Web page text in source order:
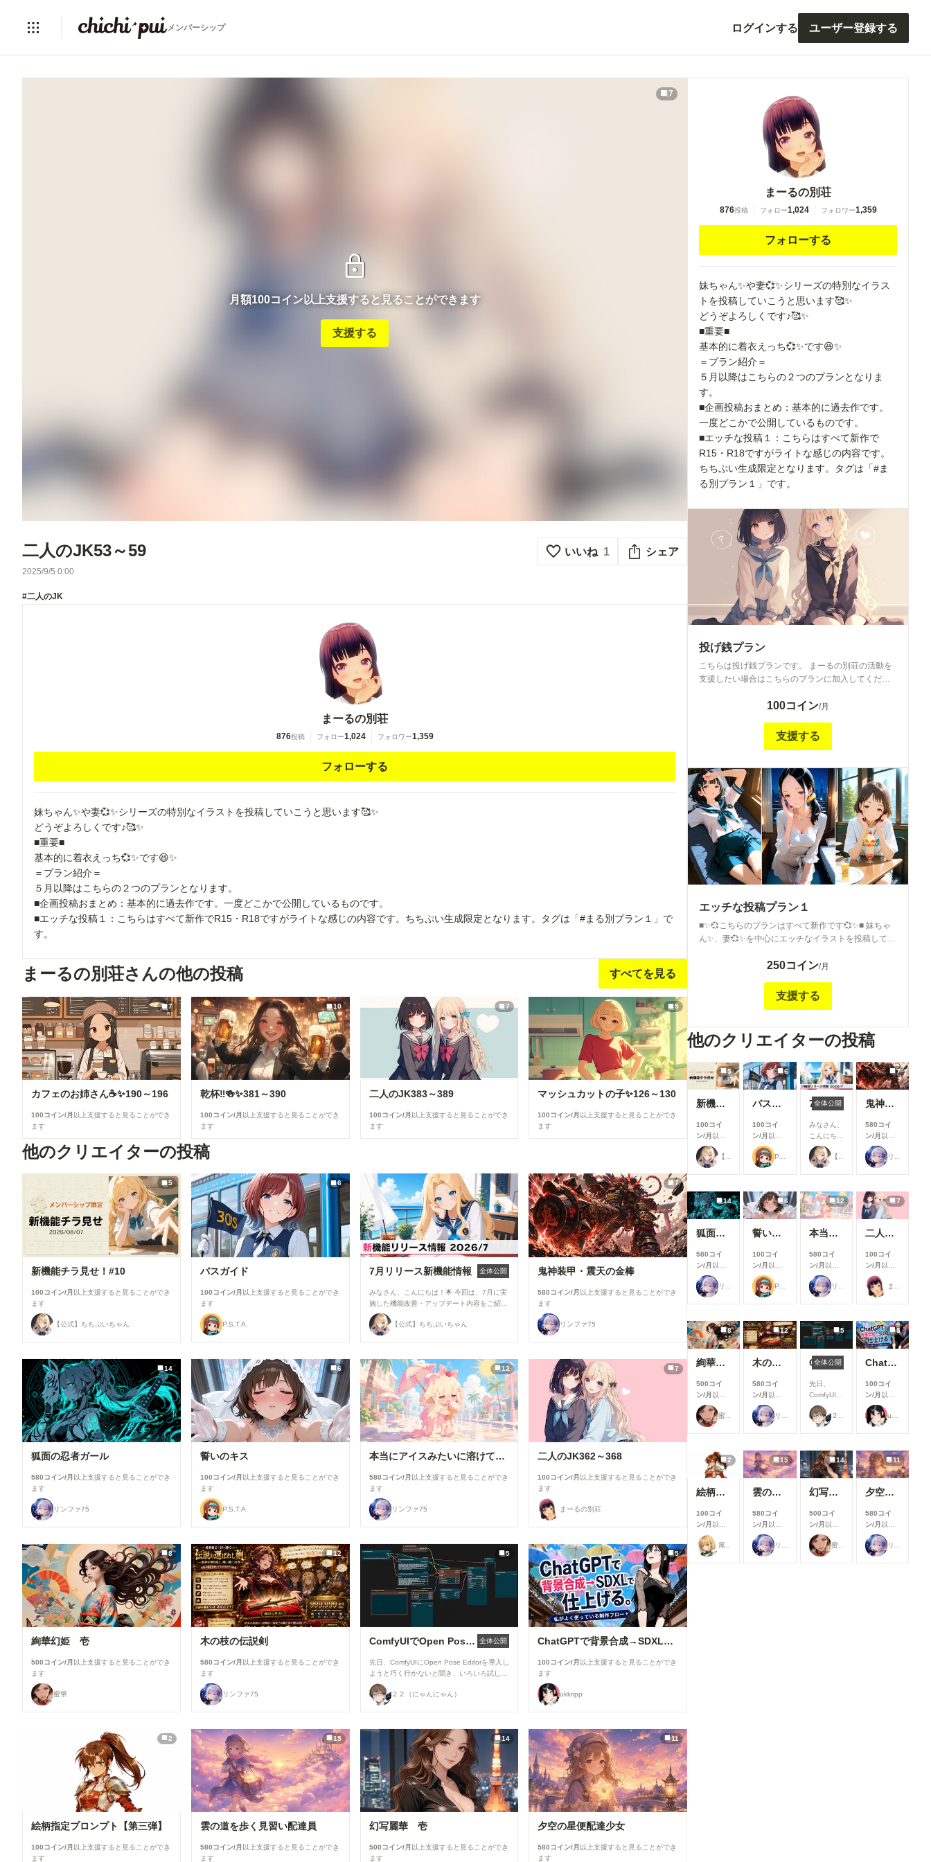
メンバーシップ ログインする ユーザー登録する
lock
月額100コイン以上支援すると見ることができます
支援する
7
二人のJK53～59
2025/9/5 0:00
#二人のJK
いいね 1 シェア
まーるの別荘
876投稿 フォロー1,024 フォロワー1,359
フォローする
妹ちゃん✨や妻💞✨シリーズの特別なイラストを投稿していこうと思います🥰✨
どうぞよろしくです♪🥰✨
■重要■
基本的に着衣えっち💞✨です😆✨
＝プラン紹介＝
５月以降はこちらの２つのプランとなります。
■企画投稿おまとめ：基本的に過去作です。一度どこかで公開しているものです。
■エッチな投稿１：こちらはすべて新作でR15・R18ですがライトな感じの内容です。ちちぷい生成限定となります。タグは「#まる別プラン１」で
す。
まーるの別荘さんの他の投稿 すべてを見る
7
カフェのお姉さん☕✨190～196
100コイン/月 以上支援すると見ることができ
ます
10
乾杯‼️🍻✨381～390
100コイン/月 以上支援すると見ることができ
ます
7
二人のJK383～389
100コイン/月 以上支援すると見ることができ
ます
5
マッシュカットの子✨126～130
100コイン/月 以上支援すると見ることができ
ます
他のクリエイターの投稿
5
新機能チラ見せ！#10
100コイン/月 以上支援すると見ることができ
ます
【公式】ちちぷいちゃん
6
バスガイド
100コイン/月 以上支援すると見ることができ
ます
P.S.T.A.
7月リリース新機能情報 全体公開
みなさん、こんにちは！🌟 今回は、7月に実
施した機能改善・アップデート内容をご紹介
します！ 今月は新機能の追加よりも、みな
さんにより快適にご利用いただけるよう、使
い勝手や見やすさを中心とした改善を行いま
選択UIを改善 生成時のモデル選択画面を見
直し、よりモデルを選びやすいUIに改善しま
した。 利用したいモデルを探しやすくな
り、これまで以上にスムーズに生成を始めら
れます！ ②「解像度を上げる」の表示を最
適化 「解像度を上げる」設定を、対応して
いるモデルを選択した場合のみ表示するよう
に変更しました。 必要な設定だけが表示さ
くなっています。 ▼投稿機能関連 ●マンガテ
「マンガ」テイストを選択した際、投稿に関
する注意事項を表示するようになりました。
セリフなどの文字が崩れて読めない作品につ
いては、「イラスト」カテゴリでの投稿をご
いただけるよう、ご協力をお願いいたしま
す。 ▼閲覧機能関連 ①呪文ありランキング
を80位まで表示 「呪文ありランキング」の
表示件数を80位まで拡大しました。 投稿作
品が増えてきたことを受け、より多くの作品
がランキングに掲載され、多くの方の目に触
れる機会が増えています✨ ②マンガ作品ペー
ージに、おすすめユーザーを表示するように
なりました。 お気に入りのクリエイターを
見つけたり、新しいマンガ作品との出会いに
ぜひご活用ください📖 ▼メンバーシップ関
ンバーシップのタグページで、「イラスト」
「フォト」「マンガ」の切り替えができるよ
の外部URLを開く際に、確認画面を表示する
ようになりました。 誤って外部サイトへ
移動してしまうことを防ぎ、より安心してご
利用いただけます。 上記以外にも、細かな
改善や不具合修正を実施しています。 今後
もみなさんにとって「使いやすく！」「楽し
く！」利用できるサイトを目指して、継続的
に改善を進めてまいります。✨
【公式】ちちぷいちゃん
7
鬼神装甲・震天の金棒
580コイン/月 以上支援すると見ることができ
ます
リンファ75
14
狐面の忍者ガール
580コイン/月 以上支援すると見ることができ
ます
リンファ75
6
誓いのキス
100コイン/月 以上支援すると見ることができ
ます
P.S.T.A.
12
本当にアイスみたいに溶けている女の子
580コイン/月 以上支援すると見ることができ
ます
リンファ75
7
二人のJK362～368
100コイン/月 以上支援すると見ることができ
ます
まーるの別荘
8
絢華幻姫 壱
500コイン/月 以上支援すると見ることができ
ます
蜜華
12
木の枝の伝説剣
580コイン/月 以上支援すると見ることができ
ます
リンファ75
5
ComfyUIでOpen Pose Editorを使う 全体公開
先日、ComfyUIにOpen Pose Editorを導入し
ようと巧く行かないと聞き、いろいろ試した
結果、下記のカスタムノードが使えましたの
で、報告です。 今回使ったカスタムノード
（画像１と画像５の茶色のノード） ・
https://github.com/huchenlei/ComfyUI-
openpose-editor Load Openpose JSON
・comfyui_controlnet_aux URL：
https://github.com/Fannovel16/comfyui_con
trolnet_aux Render Pose JSON (Human)
OpenPose Pose ※「Load ControlNet
Model」「Apply ControlNet」はConfyUI標
準のノードです。 ---------------------------------------
２の様に、「Load Openpose JSON」を右
「Open in Openpose Editer」クリックしま
２２（にゃんにゃん）
5
ChatGPTで背景合成→SDXLで仕上げる。私がよく使っている制作フロー
100コイン/月 以上支援すると見ることができ
ます
ukkripp
2
絵柄指定プロンプト【第三弾】
100コイン/月 以上支援すると見ることができ
ます
15
雲の道を歩く見習い配達員
580コイン/月 以上支援すると見ることができ
ます
14
幻写麗華 壱
500コイン/月 以上支援すると見ることができ
ます
11
夕空の星便配達少女
580コイン/月 以上支援すると見ることができ
ます
まーるの別荘
876投稿 フォロー1,024 フォロワー1,359
フォローする
妹ちゃん✨や妻💞✨シリーズの特別なイラス
トを投稿していこうと思います🥰✨
どうぞよろしくです♪🥰✨
■重要■
基本的に着衣えっち💞✨です😆✨
＝プラン紹介＝
５月以降はこちらの２つのプランとなりま
す。
■企画投稿おまとめ：基本的に過去作です。
一度どこかで公開しているものです。
■エッチな投稿１：こちらはすべて新作で
R15・R18ですがライトな感じの内容です。
ちちぷい生成限定となります。タグは「#ま
る別プラン１」です。
投げ銭プラン
こちらは投げ銭プランです。 まーるの別荘の活動を
支援したい場合はこちらのプランに加入してくださ
ていますが、それ以外にこのプランで特別な投稿は
100コイン/月
支援する
エッチな投稿プラン１
■✨💞こちらのプランはすべて新作です💞✨■ 妹ちゃ
ん✨、妻💞✨を中心にエッチなイラストを投稿してい
作成したもので、投稿したことのない新作ばかりで
ます。もしよかったら見て行ってくださいね🥰✨ こ
のプランのタグは「#まる別プラン１」です♪☕✨
250コイン/月
支援する
他のクリエイターの投稿
5
新機能チラ見せ！#10
100コイ
ン/月 以上
支援すると
見ることが
できます
6
バスガイド
100コイ
ン/月 以上
支援すると
見ることが
できます
7月リリース新機能情報
全体公開
みなさん、
こんにち
は！🌟 今
回は、7月
に実施した
アップデー
ト内容をご
紹介しま
は新機能の
も、みなさ
んにより快
適にご利用
いただける
すさを中心
とした改善
を行いまし
た✨ ▼生
成機能関連
①生成画面
生成時のモ
デル選択画
デルを選び
やすいUIに
改善しまし
た。 利用
ルを探しや
すくなり、
これまで以
上にスムー
ズに生成を
7
鬼神装甲・震天の金棒
580コイ
ン/月 以上
支援すると
見ることが
できます
14
狐面の忍者ガール
580コイ
ン/月 以上
支援すると
見ることが
できます
6
誓いのキス
100コイ
ン/月 以上
支援すると
見ることが
できます
12
本当にアイスみたいに溶けている女の子
580コイ
ン/月 以上
支援すると
見ることが
できます
7
二人のJK362～368
100コイ
ン/月 以上
支援すると
見ることが
できます
8
絢華幻姫 壱
500コイ
ン/月 以上
支援すると
見ることが
できます
12
木の枝の伝説剣
580コイ
ン/月 以上
支援すると
見ることが
できます
5
ComfyUIでOpen Pose Editorを使う
全体公開
先日、
ComfyUIに
Open
Pose
Editorを導
巧く行かな
いと聞き、
いろいろ試
下記のカス
が使えまし
たので、報
告です。
今回使った
5
ChatGPTで背景合成→SDXLで仕上げる。私がよく使っている制作フロー
100コイ
ン/月 以上
支援すると
見ることが
できます
2
絵柄指定プロンプト【第三弾】
100コイ
ン/月 以上
支援すると
見ることが
できます
15
雲の道を歩く見習い配達員
580コイ
ン/月 以上
支援すると
見ることが
できます
14
幻写麗華 壱
500コイ
ン/月 以上
支援すると
見ることが
できます
蜜華
11
夕空の星便配達少女
580コイ
ン/月 以上
支援すると
見ることが
できます